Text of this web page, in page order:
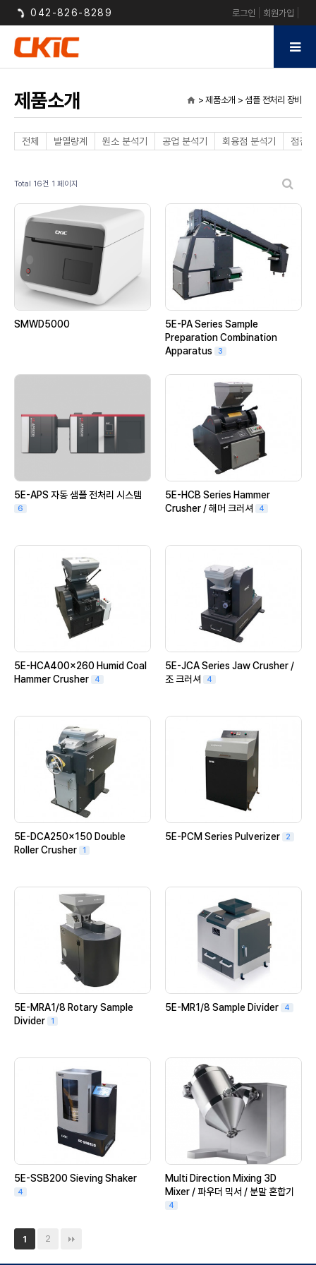
042-826-8289 로그인 회원가입
제품소개 home > 제품소개 > 샘플 전처리 장비
전체 발열량계 원소 분석기 공업 분석기 회융점 분석기 점결
Total 16건 1 페이지
SMWD5000
5E-PA Series Sample
Preparation Combination
Apparatus
3
5E-APS 자동 샘플 전처리 시스템
6
5E-HCB Series Hammer
Crusher / 해머 크러셔
4
5E-HCA400×260 Humid Coal
Hammer Crusher
4
5E-JCA Series Jaw Crusher /
조 크러셔
4
5E-DCA250x150 Double
Roller Crusher
1
5E-PCM Series Pulverizer 2
5E-MRA1/8 Rotary Sample
Divider
1
5E-MR1/8 Sample Divider 4
5E-SSB200 Sieving Shaker
4
Multi Direction Mixing 3D
Mixer / 파우더 믹서 / 분말 혼합기
4
1 2